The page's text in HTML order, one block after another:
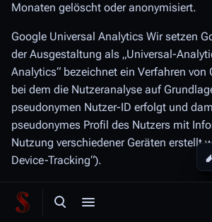
Suche aufrufen
Menü aufrufen
Monaten gelöscht oder anonymisiert.
Google Universal Analytics Wir setzen
der Ausgestaltung als „Universal-
Analytics“ bezeichnet ein Verfahren von
bei dem die Nutzeranalyse auf
pseudonymen Nutzer-ID erfolgt und
pseudonymes Profil des Nutzers mit
Nutzung verschiedener Geräten erstellt
Device-Tracking“).
Youtube Wir binden die Videos der
Anbieters Google LLC, 1600